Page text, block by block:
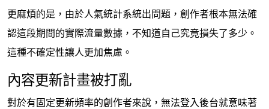
更麻煩的是，由於人氣統計系統出問題，創作者根本無法確
認這段期間的實際流量數據，不知道自己究竟損失了多少。
這種不確定性讓人更加焦慮。
內容更新計畫被打亂
對於有固定更新頻率的創作者來說，無法登入後台就意味著